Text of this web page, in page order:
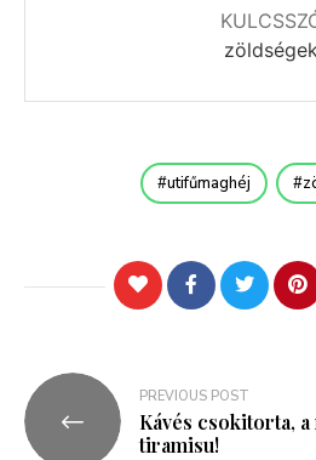
utifűmaghéj
PREVIOUS POST
Kávés csokitorta,
tiramisu!